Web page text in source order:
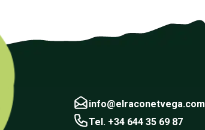
info@elraconetvega.com
Tel. +34 644 35 69 87